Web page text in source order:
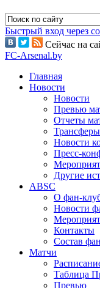
Быстрый вход через
Сейчас на
FC-Arsenal.by
Главная
Новости
Новости
Превью
Отчеты
Трансферы
Новости
Пресс-
Другие
ABSC
О фан-
Новости
Контакты
Состав
Матчи
Таблица
Превью